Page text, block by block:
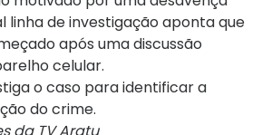
linha de investigação aponta que
após uma discussão
celular.
o caso para identificar a
do crime.